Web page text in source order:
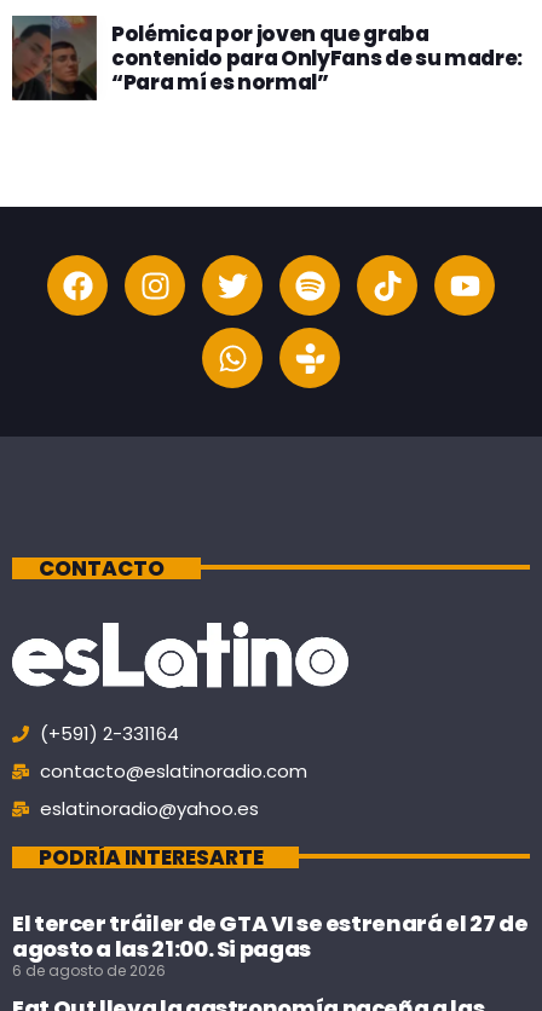
Polémica por joven que graba
contenido para OnlyFans de su madre:
“Para mí es normal”
CONTACTO
(+591) 2-331164
contacto@eslatinoradio.com
eslatinoradio@yahoo.es
PODRÍA INTERESARTE
El tercer tráiler de GTA VI se estrenará el 27 de
agosto a las 21:00. Si pagas
6 de agosto de 2026